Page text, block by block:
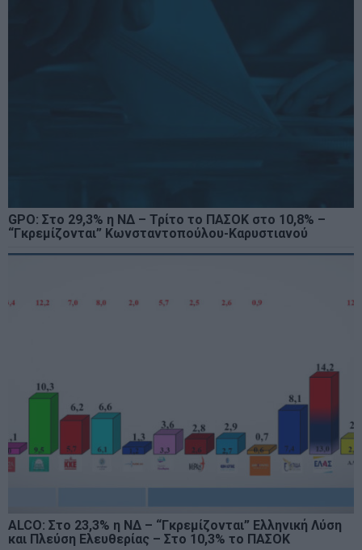
GPO: Στο 29,3% η ΝΔ – Τρίτο το ΠΑΣΟΚ στο 10,8% –
“Γκρεμίζονται” Κωνσταντοπούλου-Καρυστιανού
ALCO: Στο 23,3% η ΝΔ – “Γκρεμίζονται” Ελληνική Λύση
και Πλεύση Ελευθερίας – Στο 10,3% το ΠΑΣΟΚ